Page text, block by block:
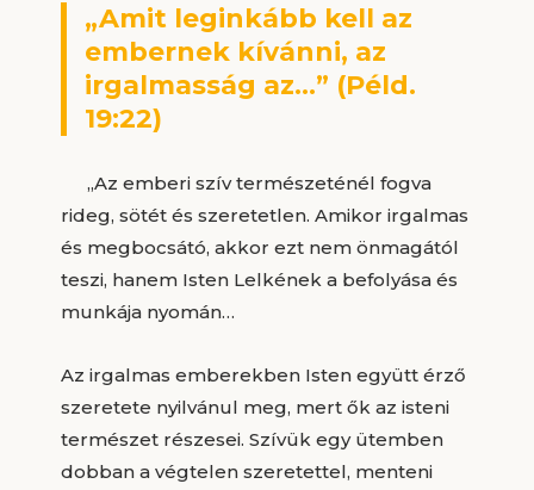
„Amit leginkább kell az
embernek kívánni, az
irgalmasság az…” (Péld.
19:22)
„Az emberi szív természeténél fogva
rideg, sötét és szeretetlen. Amikor irgalmas
és megbocsátó, akkor ezt nem önmagától
teszi, hanem Isten Lelkének a befolyása és
munkája nyomán…
Az irgalmas emberekben Isten együtt érző
szeretete nyilvánul meg, mert ők az isteni
természet részesei. Szívük egy ütemben
dobban a végtelen szeretettel, menteni